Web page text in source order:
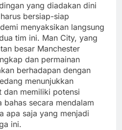
yang diadakan dini
bersiap-siap
menyaksikan langsung
tim ini. Man City, yang
besar Manchester
dan permainan
berhadapan dengan
menunjukkan
dan memiliki potensi
secara mendalam
apa saja yang menjadi
ini.